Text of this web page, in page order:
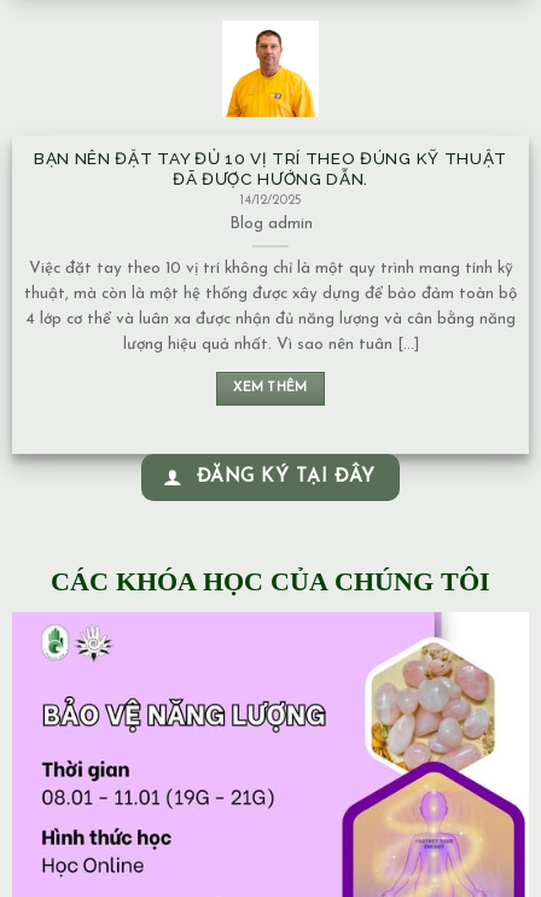
BẠN NÊN ĐẶT TAY ĐỦ 10 VỊ TRÍ THEO ĐÚNG KỸ THUẬT
ĐÃ ĐƯỢC HƯỚNG DẪN.
14/12/2025
Blog admin
Việc đặt tay theo 10 vị trí không chỉ là một quy trình mang tính kỹ
thuật, mà còn là một hệ thống được xây dựng để bảo đảm toàn bộ
4 lớp cơ thể và luân xa được nhận đủ năng lượng và cân bằng năng
lượng hiệu quả nhất. Vì sao nên tuân [...]
XEM THÊM
ĐĂNG KÝ TẠI ĐÂY
CÁC KHÓA HỌC CỦA CHÚNG TÔI